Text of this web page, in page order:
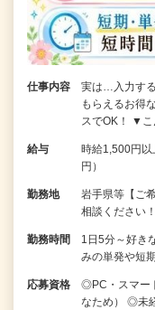
仕事内容
実は…入力す
もらえるお得
スでOK！ ▼
給与
時給1,500円
円）
勤務地
岩手県等【ご
相談ください！
勤務時間
1日5分～好き
みの単発や短
応募資格
◎PC・スマー
なため） ◎未